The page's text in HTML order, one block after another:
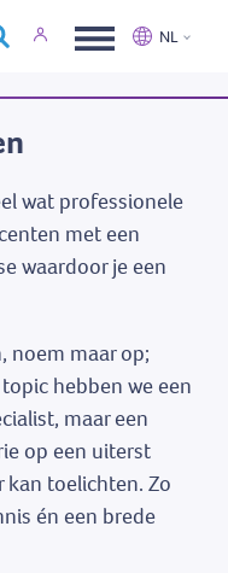
NL
wat professionele
met een
waardoor je een
noem maar op;
hebben we een
maar een
op een uiterst
kan toelichten. Zo
én een brede